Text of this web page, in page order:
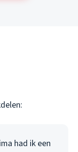
had ik een